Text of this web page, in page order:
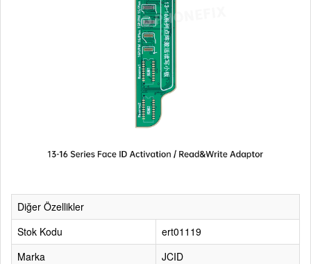
Diğer Özellikler
Stok Kodu
ert01119
Marka
JCID